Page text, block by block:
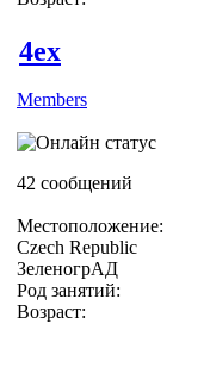
4ex
Members
42 сообщений
Местоположение:
Czech Republic
ЗеленогрАД
Род занятий:
Возраст: